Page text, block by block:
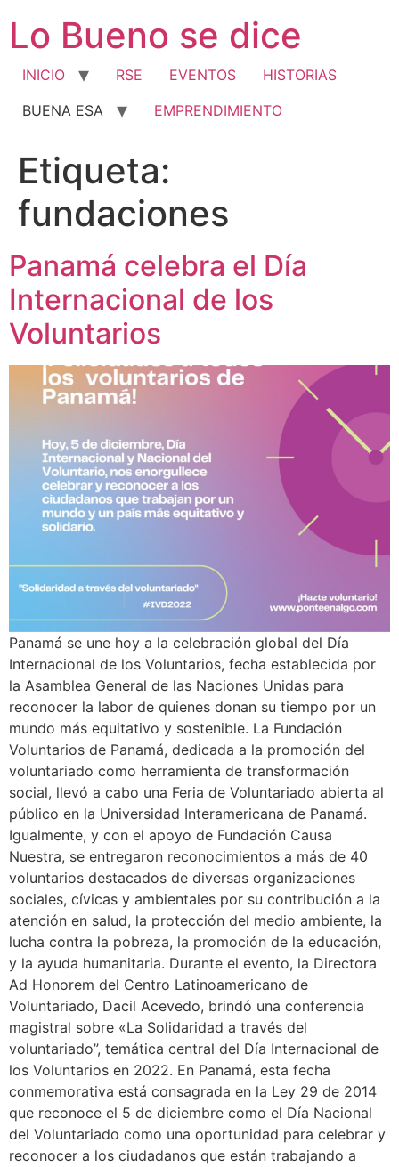
contenido
Lo Bueno se dice
INICIO RSE EVENTOS
HISTORIAS
BUENA ESA
EMPRENDIMIENTO
Etiqueta:
fundaciones
Panamá celebra el Día
Internacional de los
Voluntarios
Panamá se une hoy a la celebración global del Día
Internacional de los Voluntarios, fecha establecida por
la Asamblea General de las Naciones Unidas para
reconocer la labor de quienes donan su tiempo por un
mundo más equitativo y sostenible. La Fundación
Voluntarios de Panamá, dedicada a la promoción del
voluntariado como herramienta de transformación
social, llevó a cabo una Feria de Voluntariado abierta al
público en la Universidad Interamericana de Panamá.
Igualmente, y con el apoyo de Fundación Causa
Nuestra, se entregaron reconocimientos a más de 40
voluntarios destacados de diversas organizaciones
sociales, cívicas y ambientales por su contribución a la
atención en salud, la protección del medio ambiente, la
lucha contra la pobreza, la promoción de la educación,
y la ayuda humanitaria. Durante el evento, la Directora
Ad Honorem del Centro Latinoamericano de
Voluntariado, Dacil Acevedo, brindó una conferencia
magistral sobre «La Solidaridad a través del
voluntariado”, temática central del Día Internacional de
los Voluntarios en 2022. En Panamá, esta fecha
conmemorativa está consagrada en la Ley 29 de 2014
que reconoce el 5 de diciembre como el Día Nacional
del Voluntariado como una oportunidad para celebrar y
reconocer a los ciudadanos que están trabajando a